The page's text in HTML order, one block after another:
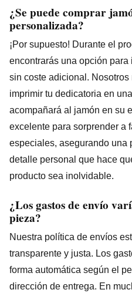
¿Se puede comprar
personalizada?
¡Por supuesto! Durante el
encontrarás una opción
sin coste adicional.
imprimir tu dedicatoria en
acompañará al jamón en su
excelente para sorprender a
especiales, asegurando una
detalle personal que hace
producto sea inolvidable.
¿Los gastos de envío
pieza?
Nuestra política de envíos
transparente y justa. Los
forma automática según el
dirección de entrega. En